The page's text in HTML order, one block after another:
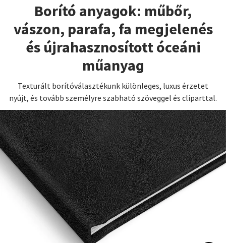
Borító anyagok: műbőr,
vászon, parafa, fa megjelenés
és újrahasznosított óceáni
műanyag
Texturált borítóválasztékunk különleges, luxus érzetet
nyújt, és tovább személyre szabható szöveggel és cliparttal.